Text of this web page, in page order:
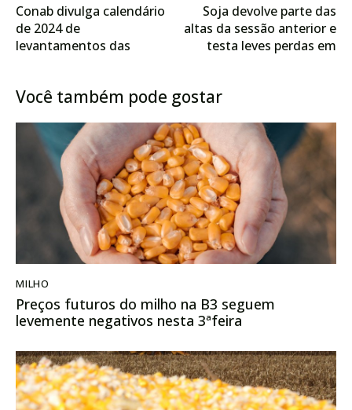
Conab divulga calendário
de 2024 de
levantamentos das
Soja devolve parte das
altas da sessão anterior e
testa leves perdas em
Você também pode gostar
MILHO
Preços futuros do milho na B3 seguem
levemente negativos nesta 3ªfeira